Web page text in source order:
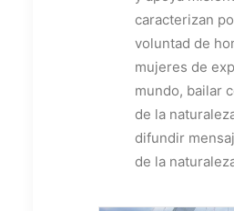
caracterizan
voluntad de
mujeres de
mundo, bailar
de la
difundir
de la